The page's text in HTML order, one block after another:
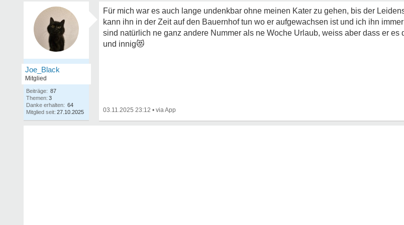
Joe_Black
Mitglied
Beiträge: 87
Themen: 3
Danke erhalten: 64
Mitglied seit: 27.10.2025
Für mich war es auch lange undenkbar ohne meinen Kater zu gehen, bis der
kann ihn in der Zeit auf den Bauernhof tun wo er aufgewachsen ist und ich ihn
sind natürlich ne ganz andere Nummer als ne Woche Urlaub, weiss aber dass er
und innig😻
03.11.2025 23:12 •